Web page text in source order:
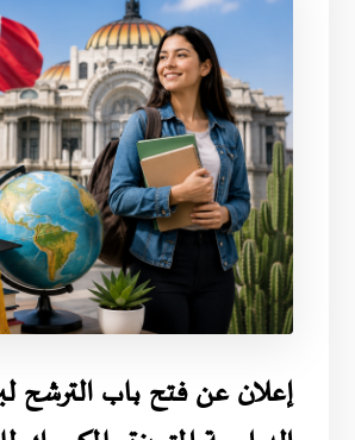
إعلان عن فتح باب الترشح